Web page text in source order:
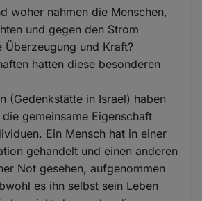
woher nahmen die Menschen,
und gegen den Strom
Überzeugung und Kraft?
hatten diese besonderen
(Gedenkstätte in Israel) haben
gemeinsame Eigenschaft
Ein Mensch hat in einer
gehandelt und einen anderen
Not gesehen, aufgenommen
es ihn selbst sein Leben